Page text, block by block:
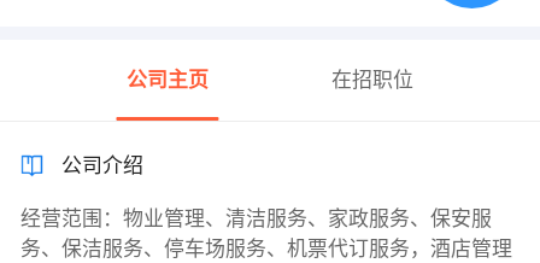
公司主页 在招职位
公司介绍
经营范围：物业管理、清洁服务、家政服务、保安服
务、保洁服务、停车场服务、机票代订服务，酒店管理